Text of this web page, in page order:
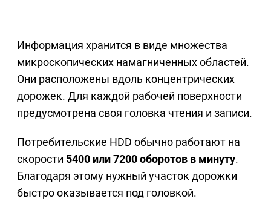
Информация хранится в виде множества
микроскопических намагниченных областей.
Они расположены вдоль концентрических
дорожек. Для каждой рабочей поверхности
предусмотрена своя головка чтения и записи.
Потребительские HDD обычно работают на
скорости 5400 или 7200 оборотов в минуту.
Благодаря этому нужный участок дорожки
быстро оказывается под головкой.